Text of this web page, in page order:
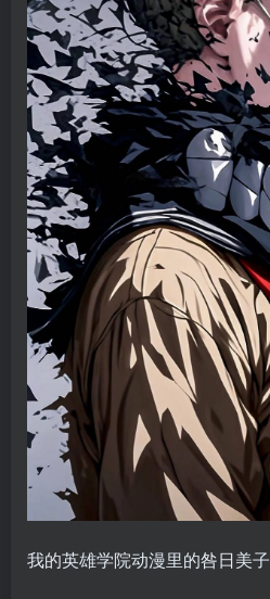
我的英雄学院动漫里的咎日美子